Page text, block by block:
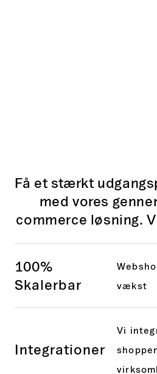
Få et stærkt
med vores
commerce løsning.
100%
Skalerbar
vækst
Integrationer
Vi